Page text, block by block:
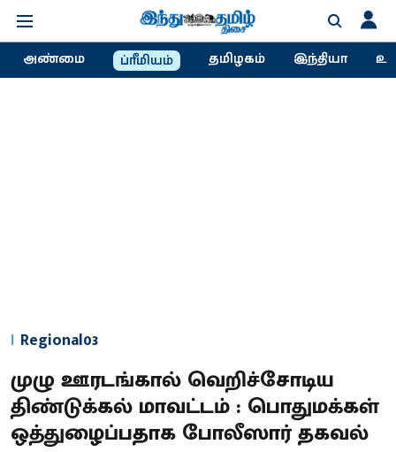
அண்மை ப்ரீமியம் தமிழகம் இந்தியா
Regional03
முழு ஊரடங்கால் வெறிச்சோடிய
திண்டுக்கல் மாவட்டம் : பொதுமக்கள்
ஒத்துழைப்பதாக போலீஸார் தகவல்